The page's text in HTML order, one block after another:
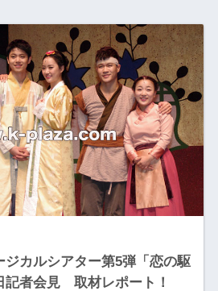
ジカルシアター第5弾「恋の駆
記者会見 取材レポート！